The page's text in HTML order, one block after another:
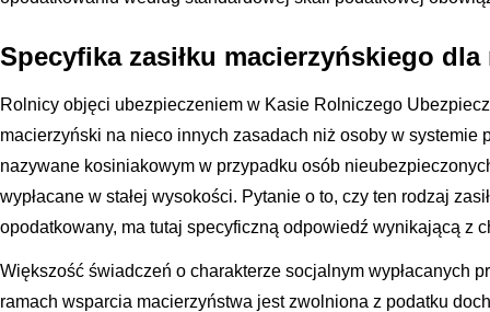
Specyfika zasiłku macierzyńskiego
Rolnicy objęci ubezpieczeniem w Kasie Rolniczego
macierzyński na nieco innych zasadach niż osoby w systemie
nazywane kosiniakowym w przypadku osób
wypłacane w stałej wysokości. Pytanie o to, czy ten rodzaj
opodatkowany, ma tutaj specyficzną odpowiedź wynikającą z
Większość świadczeń o charakterze socjalnym wypłacanych
ramach wsparcia macierzyństwa jest zwolniona z podatku